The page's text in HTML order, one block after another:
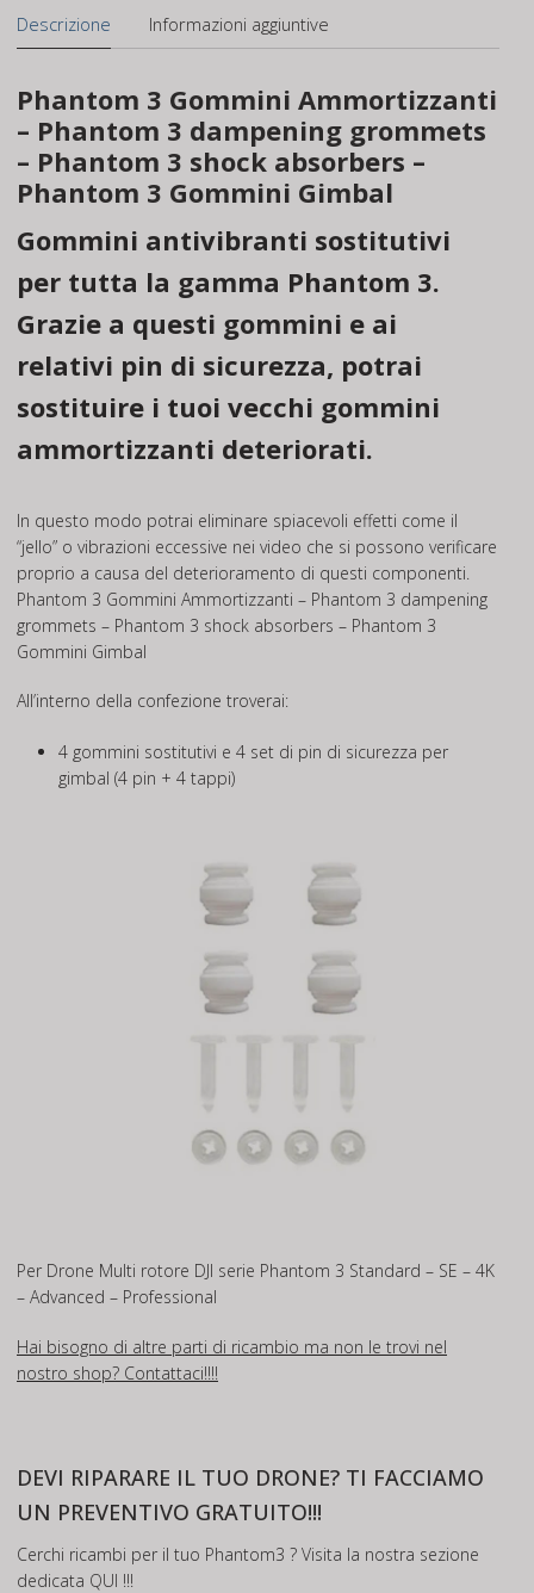
Descrizione Informazioni aggiuntive
Phantom 3 Gommini Ammortizzanti
– Phantom 3 dampening grommets
– Phantom 3 shock absorbers –
Phantom 3 Gommini Gimbal
Gommini antivibranti sostitutivi
per tutta la gamma Phantom 3.
Grazie a questi gommini e ai
relativi pin di sicurezza, potrai
sostituire i tuoi vecchi gommini
ammortizzanti deteriorati.
In questo modo potrai eliminare spiacevoli effetti come il
“jello” o vibrazioni eccessive nei video che si possono verificare
proprio a causa del deterioramento di questi componenti.
Phantom 3 Gommini Ammortizzanti – Phantom 3 dampening
grommets – Phantom 3 shock absorbers – Phantom 3
Gommini Gimbal
All’interno della confezione troverai:
4 gommini sostitutivi e 4 set di pin di sicurezza per
gimbal (4 pin + 4 tappi)
Per Drone Multi rotore DJI serie Phantom 3 Standard – SE – 4K
– Advanced – Professional
Hai bisogno di altre parti di ricambio ma non le trovi nel
nostro shop? Contattaci!!!!
DEVI RIPARARE IL TUO DRONE? TI FACCIAMO
UN PREVENTIVO GRATUITO!!!
Cerchi ricambi per il tuo Phantom3 ? Visita la nostra sezione
dedicata QUI !!!